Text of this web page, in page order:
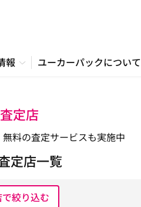
報 ユーカーパックについて
定店
料の査定サービスも実施中
定店一覧
絞り込む